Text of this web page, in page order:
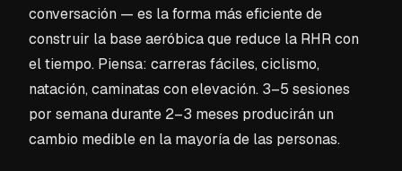
conversación — es la forma más eficiente de
construir la base aeróbica que reduce la RHR con
el tiempo. Piensa: carreras fáciles, ciclismo,
natación, caminatas con elevación. 3–5 sesiones
por semana durante 2–3 meses producirán un
cambio medible en la mayoría de las personas.